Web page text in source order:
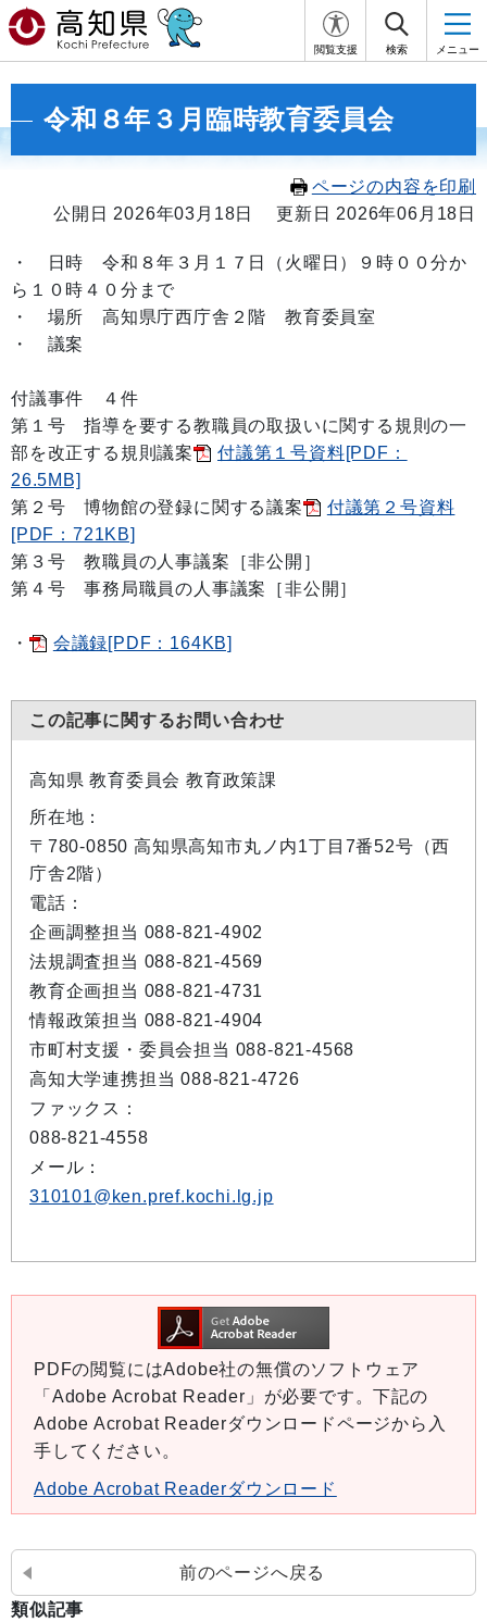
閲覧支援 検索 メニュー
令和８年３月臨時教育委員会
ページの内容を印刷
公開日 2026年03月18日
更新日 2026年06月18日
・ 日時 令和８年３月１７日 （火曜日）９ 時００分か
ら１０ 時４０ 分まで
・ 場所 高知県庁西庁舎２階 教育委員室
・ 議案
付議事件 ４件
第１号 指導を要する教職員の取扱いに関する規則の一
部を改正する規則議案
付議第１号資料[PDF：
26.5MB]
第２号 博物館の登録に関する議案
付議第２号資料
[PDF：721KB]
第３号 教職員の人事議案［非公開］
第４号 事務局職員の人事議案［非公開］
・ 会議録[PDF：164KB]
この記事に関するお問い合わせ
高知県 教育委員会 教育政策課
所在地：
〒780-0850 高知県高知市丸ノ内1丁目7番52号（西
庁舎2階）
電話：
企画調整担当 088-821-4902
法規調査担当 088-821-4569
教育企画担当 088-821-4731
情報政策担当 088-821-4904
市町村支援・委員会担当 088-821-4568
高知大学連携担当 088-821-4726
ファックス：
088-821-4558
メール：
310101@ken.pref.kochi.lg.jp
PDFの閲覧にはAdobe社の無償のソフトウェア
「Adobe Acrobat Reader」が必要です。下記の
Adobe Acrobat Readerダウンロードページから入
手してください。
Adobe Acrobat Readerダウンロード
前のページへ戻る
類似記事